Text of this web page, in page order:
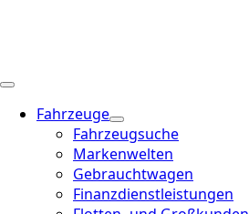
Fahrzeuge
Fahrzeugsuche
Markenwelten
Gebrauchtwagen
Finanzdienstleistungen